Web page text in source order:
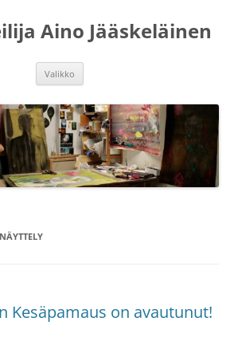
Aino Jääskeläinen
Valikko
NÄYTTELY
Kesäpamaus on avautunut!